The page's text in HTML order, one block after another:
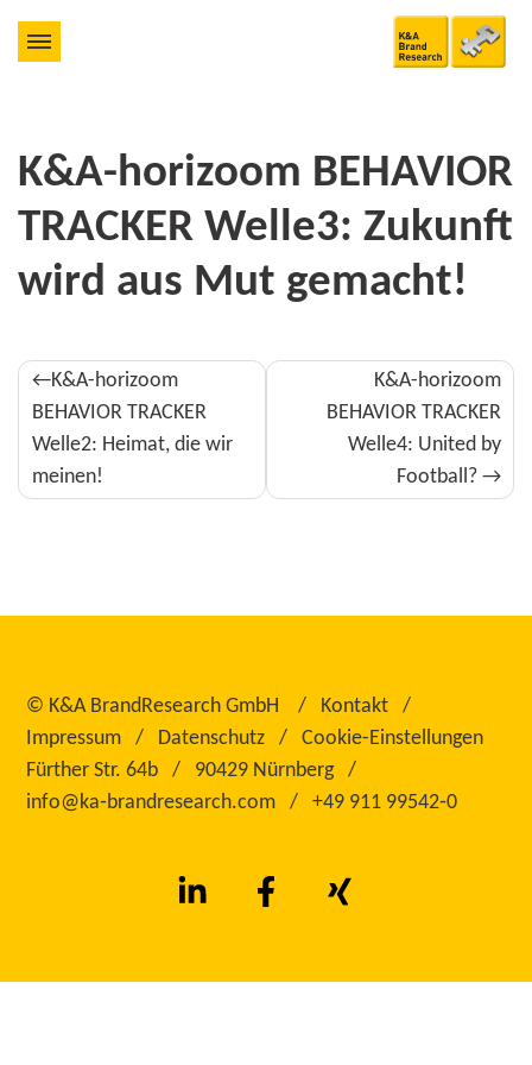
K&A-horizoom BEHAVIOR
TRACKER Welle3: Zukunft
wird aus Mut gemacht!
Beitragsnavigation
K&A-horizoom
BEHAVIOR TRACKER
Welle2: Heimat, die wir
meinen!
K&A-horizoom
BEHAVIOR TRACKER
Welle4: United by
Football?
© K&A BrandResearch GmbH
Kontakt
Impressum
Datenschutz
Cookie-Einstellungen
Fürther Str. 64b
90429 Nürnberg
info@ka‑brandresearch.com
+49 911 99542‑0